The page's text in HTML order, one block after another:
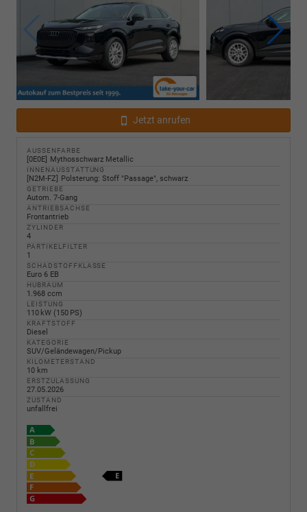
Jetzt anrufen
AUSSENFARBE
0E0E Mythosschwarz Metallic
INNENAUSSTATTUNG
N2M-FZ Polsterung: Stoff "Passage", schwarz
GETRIEBE
Autom. 7-Gang
ANTRIEBSACHSE
Frontantrieb
ZYLINDER
4
PARTIKELFILTER
1
SCHADSTOFFKLASSE
Euro 6 EB
HUBRAUM
1.968 ccm
LEISTUNG
110 kW (150 PS)
KRAFTSTOFF
Diesel
KATEGORIE
SUV/Geländewagen/Pickup
KILOMETERSTAND
10 km
ERSTZULASSUNG
27.05.2026
ZUSTAND
unfallfrei